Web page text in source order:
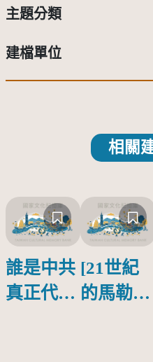
主題分類
建檔單位
相關
誰是中共
真正代言
[21世紀
的馬勒、